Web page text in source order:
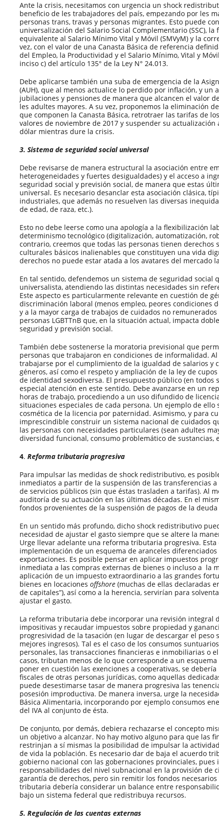
Ante la crisis, necesitamos con urgencia un shock
beneficio de les trabajadores del país, empezando por les
personas trans, travas y personas migrantes. Esto puede
universalización del Salario Social Complementario (SSC),
equivalente al Salario Mínimo Vital y Móvil (SMVyM) y la
vez, con el valor de una Canasta Básica de referencia
del Empleo, la Productividad y el Salario Mínimo, Vital y
inciso c) del artículo 135° de la Ley N° 24.013.
Debe aplicarse también una suba de emergencia de la
(AUH), que al menos actualice lo perdido por inflación, y un
jubilaciones y pensiones de manera que alcancen el valor
les adultes mayores. A su vez, proponemos la eliminación
que componen la Canasta Básica, retrotraer las tarifas de
valores de noviembre de 2017 y suspender su
dólar mientras dure la crisis.
3. Sistema de seguridad social universal
Debe revisarse de manera estructural la asociación entre
heterogeneidades y fuertes desigualdades) y el acceso a
seguridad social y previsión social, de manera que estas
universal. Es necesario desanclar esta asociación clásica,
industriales, que además no resuelven las diversas
de edad, de raza, etc.).
Esto no debe leerse como una apología a la flexibilización
determinismo tecnológico (digitalización, automatización,
contrario, creemos que todas las personas tienen derechos
culturales básicos inalienables que constituyen una vida
derechos no puede estar atada a los avatares del mercado
En tal sentido, defendemos un sistema de seguridad social
universalista, atendiendo las distintas necesidades sin
Este aspecto es particularmente relevante en cuestión de
discriminación laboral (menos empleo, peores condiciones
y a la mayor carga de trabajos de cuidados no
personas LGBTTnB que, en la situación actual, impacta
seguridad y previsión social.
También debe sostenerse la moratoria previsional que
personas que trabajaron en condiciones de informalidad.
trabajarse por el cumplimiento de la igualdad de salarios y
géneros, así como el respeto y ampliación de la ley de
de identidad sexodiversa. El presupuesto público (en todos
especial atención en este sentido. Debe avanzarse en un
horas de trabajo, procediendo a un uso difundido de
situaciones especiales de cada persona. Un ejemplo de
cosmética de la licencia por paternidad. Asimismo, y para
imprescindible construir un sistema nacional de cuidados
las personas con necesidades particulares (sean adultes
diversidad funcional, consumo problemático de sustancias,
4. Reforma tributaria progresiva
Para impulsar las medidas de shock redistributivo, es
inmediatos a partir de la suspensión de las transferencias
de servicios públicos (sin que éstas trasladen a tarifas). Al
auditoría de su actuación en las últimas décadas. En el
fondos provenientes de la suspensión de pagos de la
En un sentido más profundo, dicho shock redistributivo
necesidad de ajustar el gasto siempre que se altere la
Urge llevar adelante una reforma tributaria progresiva.
implementación de un esquema de aranceles
exportaciones. Es posible pensar en aplicar impuestos
inmediata a las compras externas de bienes o incluso a la
aplicación de un impuesto extraordinario a las grandes
bienes en locaciones offshore (muchas de ellas declaradas
de capitales”), así como a la herencia, servirían para
ajustar el gasto.
La reforma tributaria debe incorporar una revisión integral
impositivas y recaudar impuestos sobre propiedad y
progresividad de la tasación (en lugar de descargar el peso
mejores ingresos). Tal es el caso de los consumos
personales, las transacciones financieras e inmobiliarias o
casos, tributan menos de lo que corresponde a un
poner en cuestión las exenciones a cooperativas, se
fiscales de otras personas jurídicas, como aquellas
puede desestimarse tasar de manera progresiva las
posesión improductiva. De manera inversa, urge la
Básica Alimentaria, incorporando por ejemplo consumos
del IVA al conjunto de ésta.
De conjunto, por demás, debiera rechazarse el concepto
un objetivo a alcanzar. No hay motivo alguno para que las
restrinjan a sí mismas la posibilidad de impulsar la
de vida la población. Es necesario dar de baja el acuerdo
gobierno nacional con las gobernaciones provinciales, pues
responsabilidades del nivel subnacional en la provisión de
garantía de derechos, pero sin remitir los fondos
tributaria debería considerar un balance entre
bajo un sistema federal que redistribuya recursos.
5. Regulación de las cuentas externas